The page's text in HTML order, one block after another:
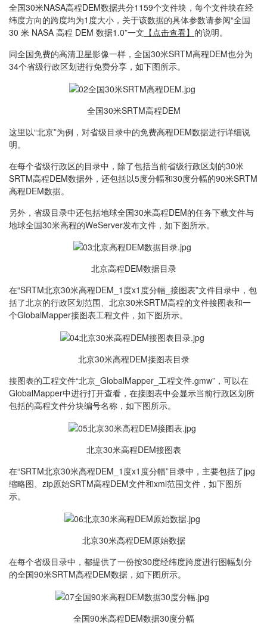
全国30米NASA高程DEM数据共分1159个文件块，每个文件块在经
纬度方向的跨度均为1度大小，关于该数据的具体参数请参阅“全国
30 米 NASA 高程 DEM 数据1.0”一文 【点击查看】 的说明。
同全国免费的高清卫星影像一样，全国30米SRTM高程DEM也分为
34个省级行政区划进行免费分享，如下图所示。
全国30米SRTM高程DEM
这里以“北京”为例，对省级目录中的免费高程DEM数据进行详细说
明。
在每个省级行政区的目录中，除了包括当前省级行政区划的30米
SRTM高程DEM数据外，还包括以5度分幅和30度分幅的90米SRTM
高程DEM数据。
另外，省级目录中还包括地球全国30米高程DEM的任务下载文件与
地球全国30米高程的WeServer发布文件，如下图所示。
北京高程DEM数据目录
在“SRTM北京30米高程DEM_1度x1度分幅_接图表”文件目录中，包
括了北京的行政区划范围、北京30米SRTM高程的文件接图表和一
个GlobalMapper接图表工程文件，如下图所示。
北京30米高程DEM接图表目录
接图表的工程文件“北京_GlobalMapper_工程文件.gmw”，可以在
GlobalMapper中进行打开查看，在接图表中会显示当前行政区划所
包括的高程文件分块编号名称，如下图所示。
北京30米高程DEM接图表
在“SRTM北京30米高程DEM_1度x1度分幅”目录中，主要包括了jpg
缩略图、zip原始SRTM高程DEM文件和xml范围文件，如下图所
示。
北京30米高程DEM原始数据
在每个省级目录中，都提供了一份按30度经纬度跨度进行图幅划分
的全国90米SRTM高程DEM数据，如下图所示。
全国90米高程DEM数据30度分幅